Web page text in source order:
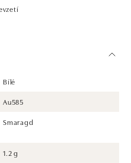
Bílé
Au585
Smaragd
1.2 g